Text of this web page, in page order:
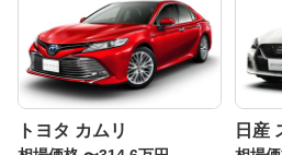
トヨタ カムリ 日産